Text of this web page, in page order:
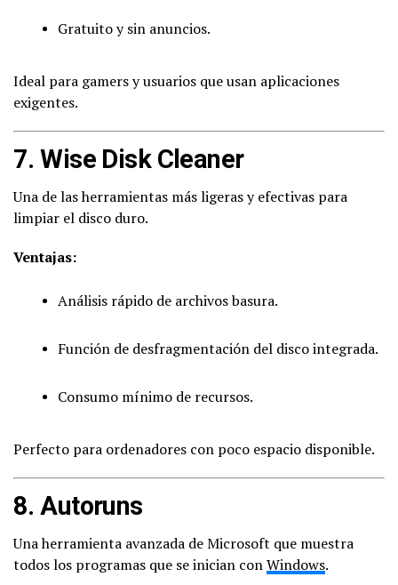
Gratuito y sin anuncios.
Ideal para gamers y usuarios que usan aplicaciones
exigentes.
7.Wise Disk Cleaner
Una de las herramientas más ligeras y efectivas para
limpiar el disco duro.
Ventajas:
Análisis rápido de archivos basura.
Función de desfragmentación del disco integrada.
Consumo mínimo de recursos.
Perfecto para ordenadores con poco espacio disponible.
8. Autoruns
Una herramienta avanzada de Microsoft que muestra
todos los programas que se inician conWindows.